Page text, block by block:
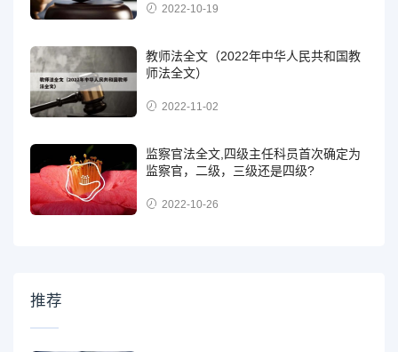
2022-10-19
教师法全文（2022年中华人民共和国教
师法全文）
2022-11-02
监察官法全文,四级主任科员首次确定为
监察官，二级，三级还是四级?
2022-10-26
推荐